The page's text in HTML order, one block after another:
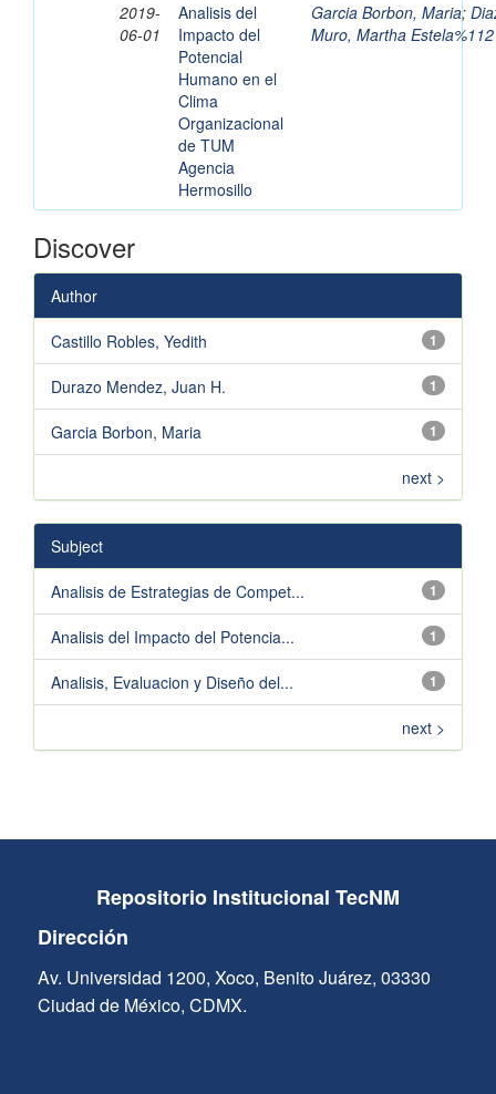
2019-
06-01
Analisis del
Impacto del
Potencial
Humano en el
Clima
Organizacional
de TUM
Agencia
Hermosillo
Garcia Borbon, Maria;
Muro, Martha
Discover
Author
1
Castillo Robles, Yedith
1
Durazo Mendez, Juan H.
1
Garcia Borbon, Maria
next >
Subject
1
Analisis de Estrategias de Compet...
1
Analisis del Impacto del Potencia...
1
Analisis, Evaluacion y Diseño del...
next >
Repositorio Institucional TecNM
Dirección
Av. Universidad 1200, Xoco, Benito Juárez, 03330
Ciudad de México, CDMX.